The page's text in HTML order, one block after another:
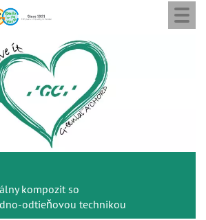
kompozit so
odtieňovou technikou